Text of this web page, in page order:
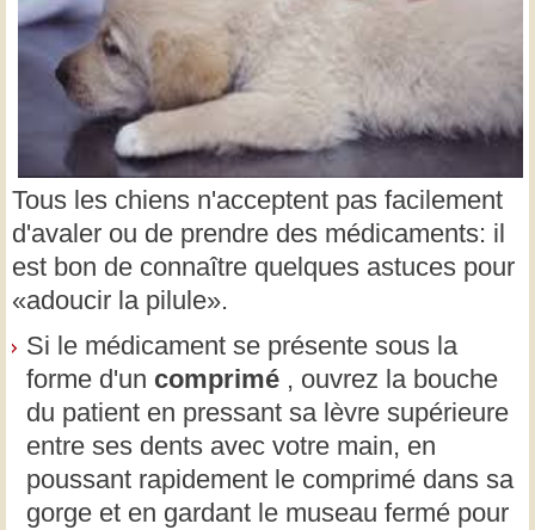
Tous les chiens n'acceptent pas facilement
d'avaler ou de prendre des médicaments: il
est bon de connaître quelques astuces pour
«adoucir la pilule».
Si le médicament se présente sous la
forme d'un comprimé , ouvrez la bouche
du patient en pressant sa lèvre supérieure
entre ses dents avec votre main, en
poussant rapidement le comprimé dans sa
gorge et en gardant le museau fermé pour